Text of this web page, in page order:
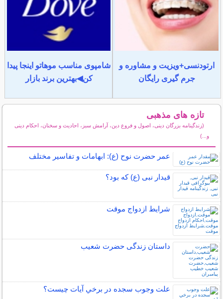
ارتودنسی+ویزیت و مشاوره و
جرم گیری رایگان
شامپوی مناسب موهاتو اینجا پیدا
کن◀بهترین برند بازار
تازه های مذهبی
(زندگینامه بزرگان دینی، اصول و فروع دین، آرامش سبز، احادیث و سخنان، احکام دینی
و...)
عمر حضرت نوح (ع): ابهامات و تفاسیر مختلف
قیدار نبی (ع) که بود؟
شرایط ازدواج موقت
داستان زندگی حضرت شعیب
علت وجوب سجده در برخي آيات چيست؟